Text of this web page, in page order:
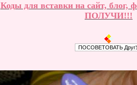
Коды для вставки на сайт, блог,
ПОЛУЧИ!!!